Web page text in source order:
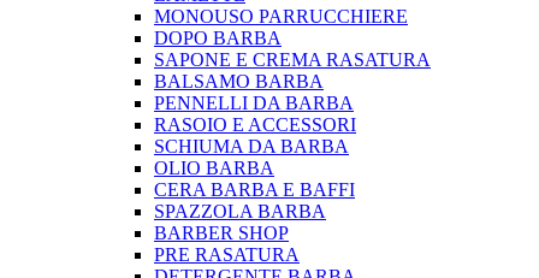
MONOUSO PARRUCCHIERE
DOPO BARBA
SAPONE E CREMA RASATURA
BALSAMO BARBA
PENNELLI DA BARBA
RASOIO E ACCESSORI
SCHIUMA DA BARBA
OLIO BARBA
CERA BARBA E BAFFI
SPAZZOLA BARBA
BARBER SHOP
PRE RASATURA